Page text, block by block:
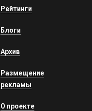
Рейтинги
Блоги
Архив
Размещение
рекламы
О проекте